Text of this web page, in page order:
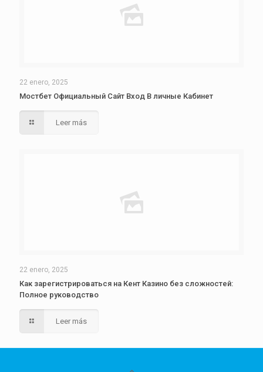
22 enero, 2025
Мостбет Официальный Сайт Вход В личные Кабинет
Leer más
22 enero, 2025
Как зарегистрироваться на Кент Казино без сложностей:
Полное руководство
Leer más